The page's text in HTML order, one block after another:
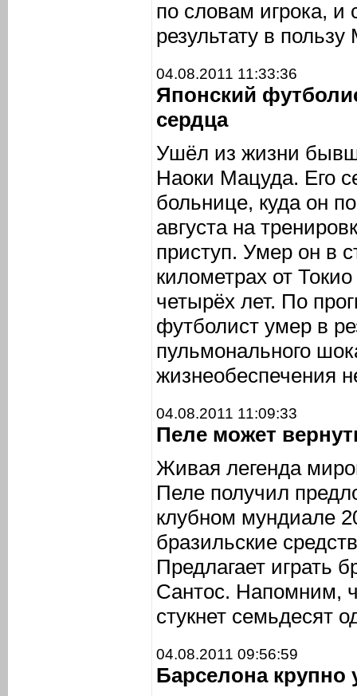
по словам игрока, и
результату в
04.08.2011 11:33:36
Японский
сердца
Ушёл из жизни
Наоки Мацуда. Его
больнице, куда он
августа на
приступ. Умер он в
километрах от
четырёх лет. По
футболист умер в
пульмонального
жизнеобеспечения
04.08.2011 11:09:33
Пеле может
Живая легенда
Пеле получил
клубном мундиале
бразильские
Предлагает играть
Сантос. Напомним,
стукнет семьдесят
04.08.2011 09:56:59
Барселона крупно